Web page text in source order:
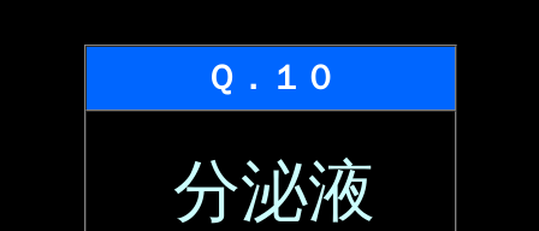
Ｑ．１０
分泌液